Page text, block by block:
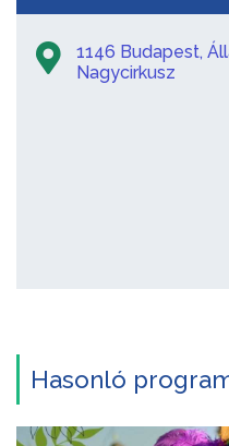
1146 Budapest,
Nagycirkusz
Hasonló